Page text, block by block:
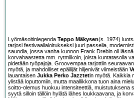
Lyömäsoitinlegenda Teppo Mäkysen(s. 1974)
tarjosi festivaalialoitukseksi juuri passelia,
saundia, jossa vanha kunnon Frank Drebin oli
korvahaastetta mm. rytmiikoin, joista kuntatasolla
pidetään työpajoja. Groovempaa tarjottiin
myötä, ja mahdolliset epäilijät hiljenivät viimeistään
lauantaisen Jukka Perko Jazztetin myötä. Kaikkia
ylistää loputtomiin, mutta maallikkona tuon aina
soitto-olemus huokuu intensiteettiä, muistutuksena
syytä silloin tällöin hylätä lähes loukkaavana, ja